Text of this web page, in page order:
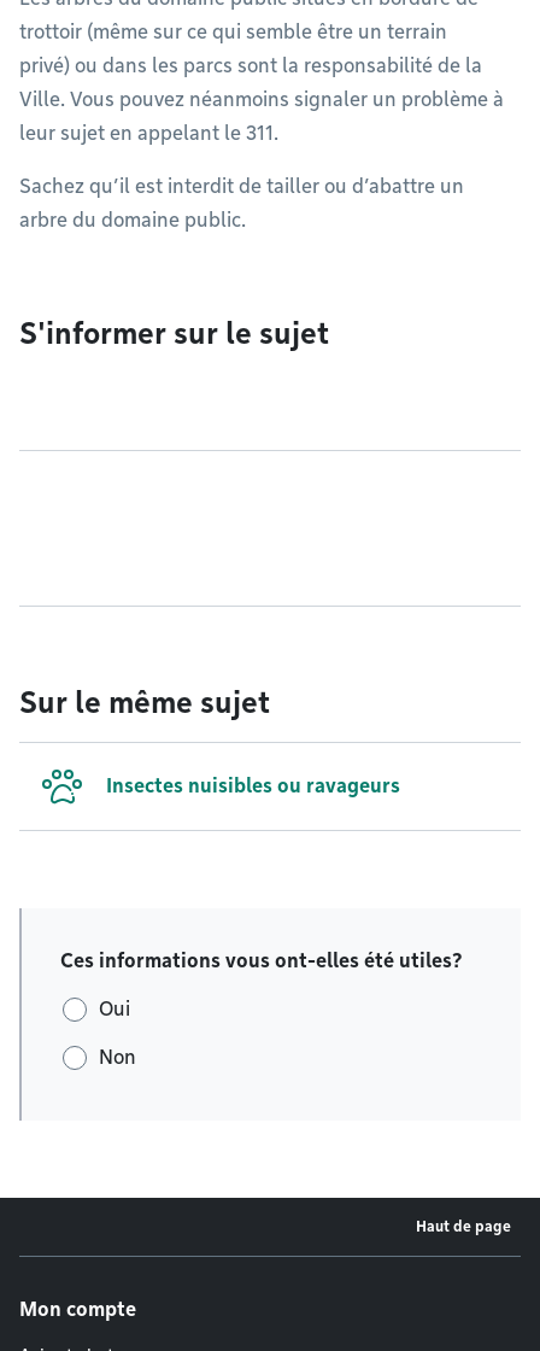
trottoir (même sur ce qui semble être un terrain
privé) ou dans les parcs sont la responsabilité de la
Ville. Vous pouvez néanmoins signaler un problème à
leur sujet en appelant le 311.
Sachez qu’il est interdit de tailler ou d’abattre un
arbre du domaine public.
S'informer sur le sujet
Sur le même sujet
Insectes nuisibles ou ravageurs
Ces informations vous ont-elles été utiles?
Oui
Non
Haut de page
Mon compte